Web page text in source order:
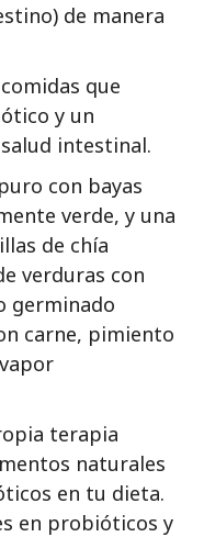
de manera
que
y un
intestinal.
con bayas
verde, y una
de chía
verduras con
germinado
carne, pimiento
terapia
naturales
en tu dieta.
en probióticos y